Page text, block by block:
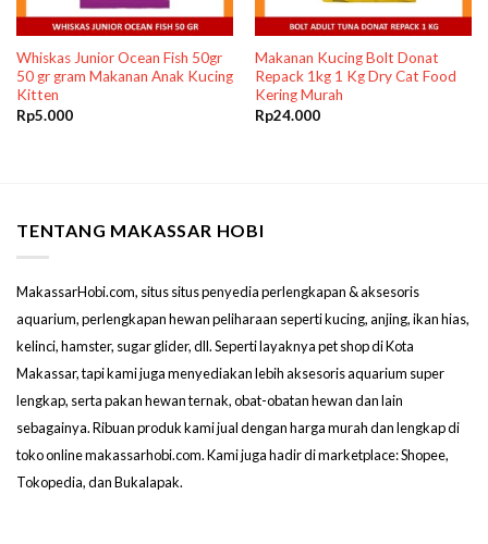
Whiskas Junior Ocean Fish 50gr
50 gr gram Makanan Anak Kucing
Kitten
Rp5.000
Makanan Kucing Bolt Donat
Repack 1kg 1 Kg Dry Cat Food
Kering Murah
Rp24.000
TENTANG MAKASSAR HOBI
MakassarHobi.com, situs situs penyedia perlengkapan & aksesoris
aquarium, perlengkapan hewan peliharaan seperti kucing, anjing, ikan hias,
kelinci, hamster, sugar glider, dll. Seperti layaknya pet shop di Kota
Makassar, tapi kami juga menyediakan lebih aksesoris aquarium super
lengkap, serta pakan hewan ternak, obat-obatan hewan dan lain
sebagainya. Ribuan produk kami jual dengan harga murah dan lengkap di
toko online makassarhobi.com. Kami juga hadir di marketplace: Shopee,
Tokopedia, dan Bukalapak.